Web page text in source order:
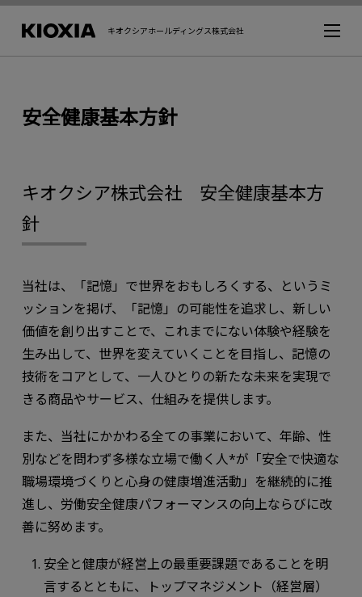
キオクシアホールディングス株式会社
安全健康基本方針
キオクシア株式会社 安全健康基本方
針
当社は、「記憶」で世界をおもしろくする、というミ
ッションを掲げ、「記憶」の可能性を追求し、新しい
価値を創り出すことで、これまでにない体験や経験を
生み出して、世界を変えていくことを目指し、記憶の
技術をコアとして、一人ひとりの新たな未来を実現で
きる商品やサービス、仕組みを提供します。
また、当社にかかわる全ての事業において、年齢、性
別などを問わず多様な立場で働く人*が「安全で快適な
職場環境づくりと心身の健康増進活動」を継続的に推
進し、労働安全健康パフォーマンスの向上ならびに改
善に努めます。
安全と健康が経営上の最重要課題であることを明
言するとともに、トップマネジメント（経営層）